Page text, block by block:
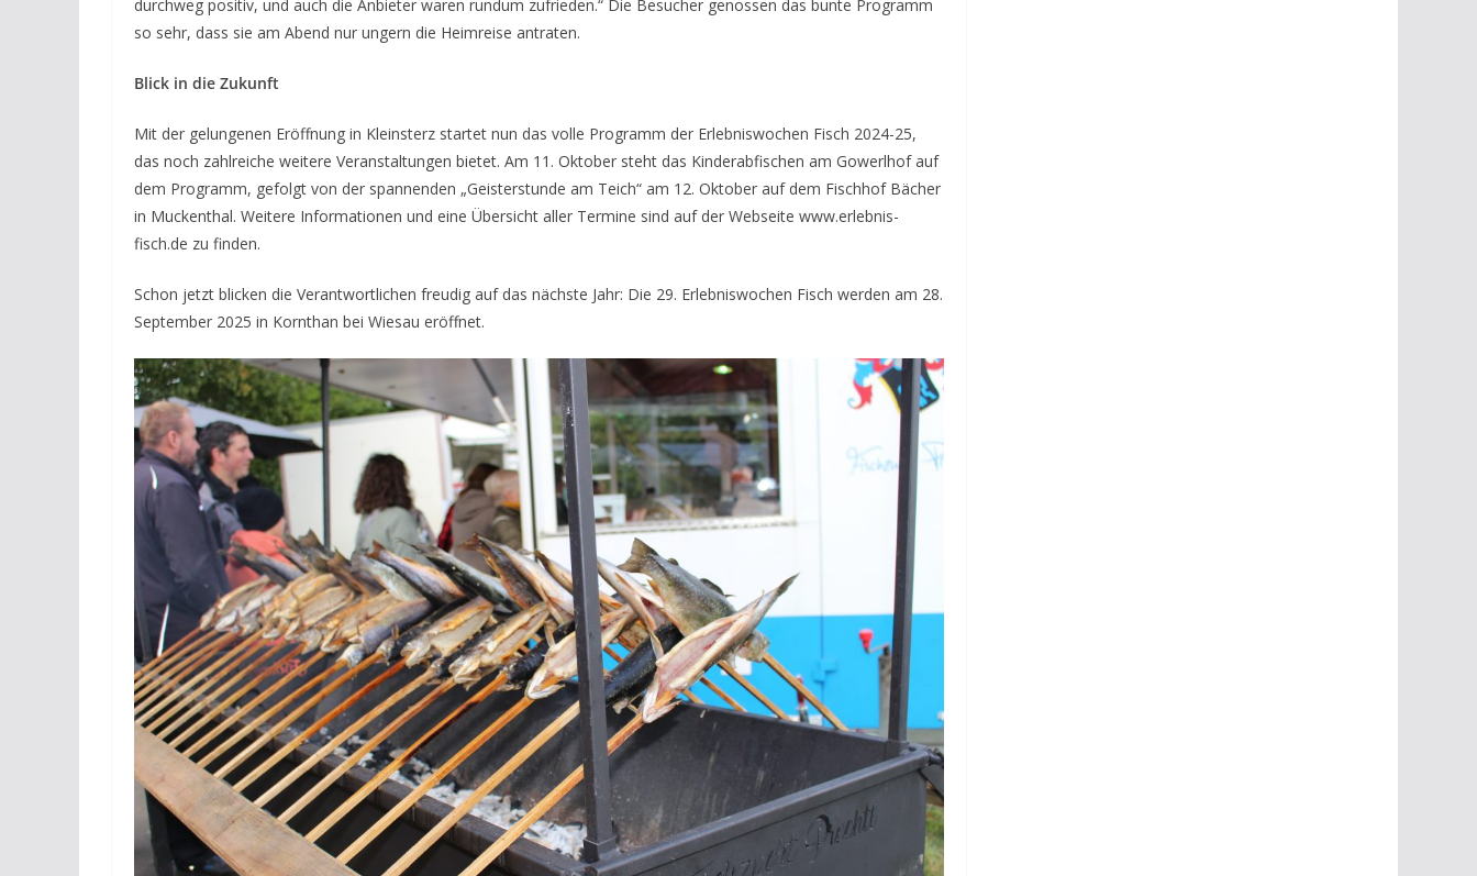
durchweg positiv, und auch die Anbieter waren rundum zufrieden.“ Die Besucher genossen das bunte Programm
so sehr, dass sie am Abend nur ungern die Heimreise antraten.
Blick in die Zukunft
Mit der gelungenen Eröffnung in Kleinsterz startet nun das volle Programm der Erlebniswochen Fisch 2024-25,
das noch zahlreiche weitere Veranstaltungen bietet. Am 11. Oktober steht das Kinderabfischen am Gowerlhof auf
dem Programm, gefolgt von der spannenden „Geisterstunde am Teich“ am 12. Oktober auf dem Fischhof Bächer
in Muckenthal. Weitere Informationen und eine Übersicht aller Termine sind auf der Webseite www.erlebnis-
fisch.de zu finden.
Schon jetzt blicken die Verantwortlichen freudig auf das nächste Jahr: Die 29. Erlebniswochen Fisch werden am 28.
September 2025 in Kornthan bei Wiesau eröffnet.